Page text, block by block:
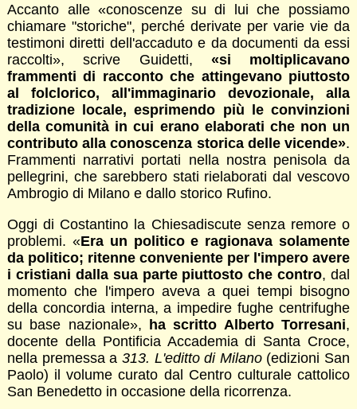
Accanto alle «conoscenze su di lui che possiamo
chiamare "storiche", perché derivate per varie vie da
testimoni diretti dell'accaduto e da documenti da essi
raccolti», scrive Guidetti, «si moltiplicavano
frammenti di racconto che attingevano piuttosto
al folclorico, all'immaginario devozionale, alla
tradizione locale, esprimendo più le convinzioni
della comunità in cui erano elaborati che non un
contributo alla conoscenza storica delle vicende».
Frammenti narrativi portati nella nostra penisola da
pellegrini, che sarebbero stati rielaborati dal vescovo
Ambrogio di Milano e dallo storico Rufino.
Oggi di Costantino la Chiesadiscute senza remore o
problemi. «Era un politico e ragionava solamente
da politico; ritenne conveniente per l'impero avere
i cristiani dalla sua parte piuttosto che contro, dal
momento che l'impero aveva a quei tempi bisogno
della concordia interna, a impedire fughe centrifughe
su base nazionale», ha scritto Alberto Torresani,
docente della Pontificia Accademia di Santa Croce,
nella premessa a 313. L'editto di Milano(edizioni San
Paolo) il volume curato dal Centro culturale cattolico
San Benedetto in occasione della ricorrenza.